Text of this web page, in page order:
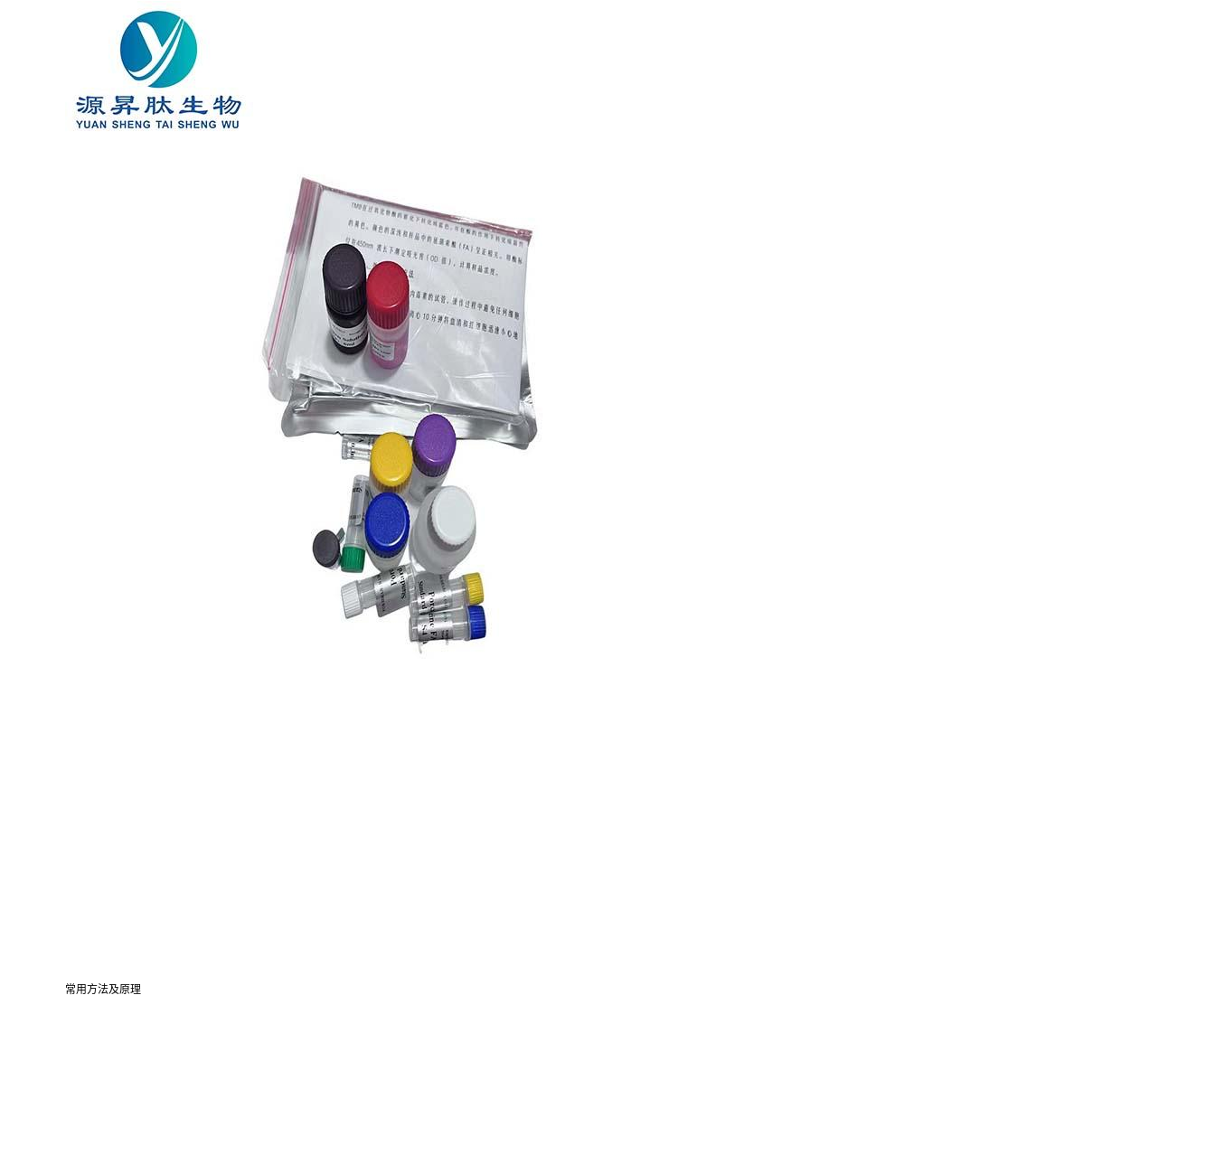
常用方法及原理